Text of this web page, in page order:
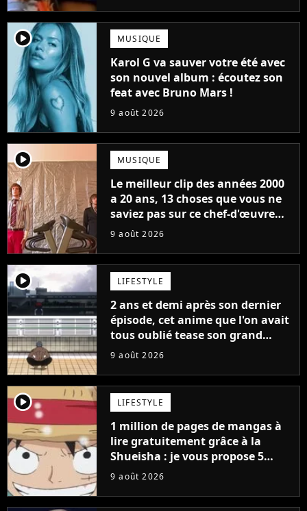
player2 MUSIQUE
Karol G va sauver votre été avec
son nouvel album : écoutez son
feat avec Bruno Mars !
9 août 2026
player2 MUSIQUE
Le meilleur clip des années 2000
a 20 ans, 13 choses que vous ne
saviez pas sur ce chef-d'œuvre
qui a révolutionné YouTube
9 août 2026
player2 LIFESTYLE
2 ans et demi après son dernier
épisode, cet anime que l'on avait
tous oublié tease son grand
retour
9 août 2026
player2 LIFESTYLE
1 million de pages de mangas à
lire gratuitement grâce à la
Shueisha : je vous propose 5
mangas jamais sortis en France
9 août 2026